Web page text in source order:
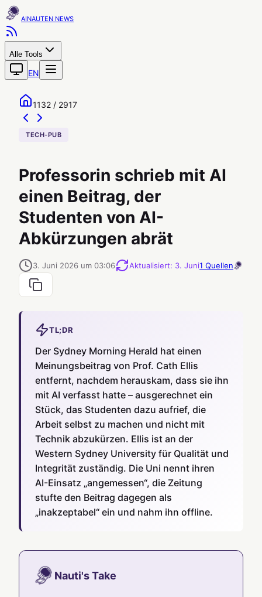
AINAUTEN
Alle Tools
EN
1132 / 2917
TECH-PUB
Professorin schrieb mit AI
einen Beitrag, der
Studenten von AI-
Abkürzungen abrät
3. Juni 2026 um 03:06 Aktualisiert: 3. Juni1 Quellen
TL;DR
Der Sydney Morning Herald hat einen
Meinungsbeitrag von Prof. Cath Ellis
entfernt, nachdem herauskam, dass sie ihn
mit AI verfasst hatte – ausgerechnet ein
Stück, das Studenten dazu aufrief, die
Arbeit selbst zu machen und nicht mit
Technik abzukürzen. Ellis ist an der
Western Sydney University für Qualität und
Integrität zuständig. Die Uni nennt ihren
AI-Einsatz „angemessen“, die Zeitung
stufte den Beitrag dagegen als
„inakzeptabel“ ein und nahm ihn offline.
Nauti's Take